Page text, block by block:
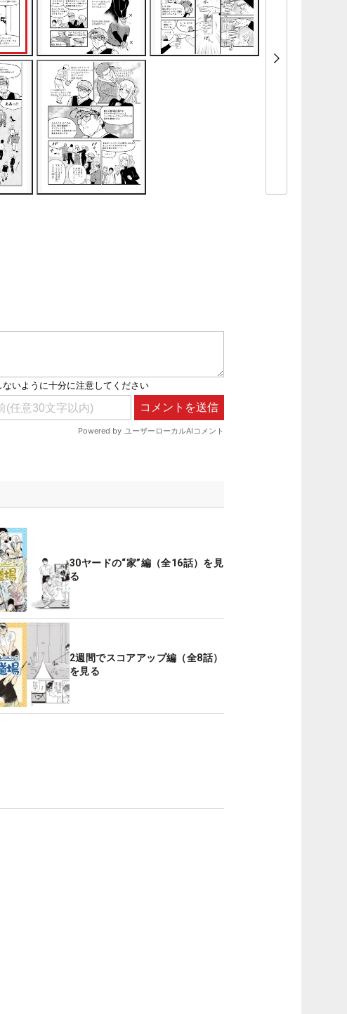
30ヤードの“家”編（全16話）を見
る
2週間でスコアアップ編（全8話）
を見る